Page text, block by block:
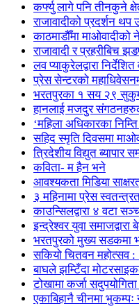
कर्फ्यु लागे पनि तीनकुने
राजावादीको प्रदर्शन
काठमाडौँमा माओवादीको
राजावादी र प्रहरीबिच
लव प्याकुरेलद्वारा
प्रेस सेन्टरको
भरतपुरका १ सय २९
हानलाई मजदुर
‘महिला अधिकारका
सहिद स्मृति दिवसमा
त्रिदेशीय विद्युत ब्यापार
कविता- म हैन भने
आवश्यकता मिडिया
३ महिनामा प्रेस
काउन्सिलद्वारा ४ वटा
इन्द्रेश्वर युवा
भरतपुरको मुख्य सडकमा
सकियो चितवन महोत्सव
बाघले झम्टिँदा
टोखामा कर्जा
एकाबिहानै चीनमा